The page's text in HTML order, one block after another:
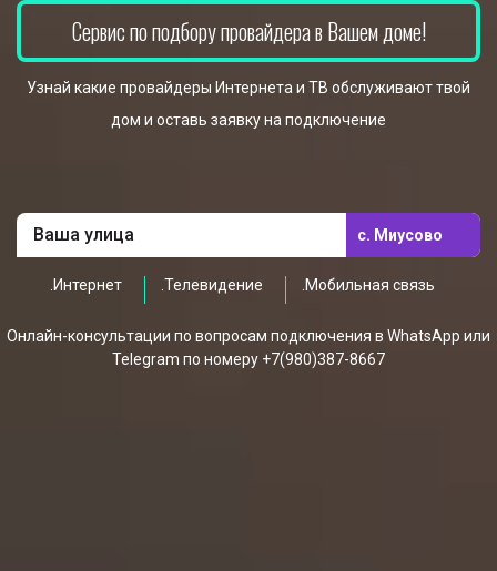
Сервис по подбору провайдера в Вашем доме!
Узнай какие провайдеры Интернета и ТВ обслуживают твой
дом и оставь заявку на подключение
с. Миусово
.Интернет .Телевидение .Мобильная связь
Онлайн-консультации по вопросам подключения в WhatsApp или
Telegram по номеру +7(980)387-8667